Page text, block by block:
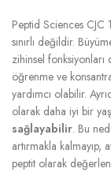
Peptid Sciences CJC
sınırlı değildir.
zihinsel
öğrenme ve
yardımcı olabilir.
olarak daha iyi bir
sağlayabilir. Bu
artırmakla kalmayıp,
peptit olarak